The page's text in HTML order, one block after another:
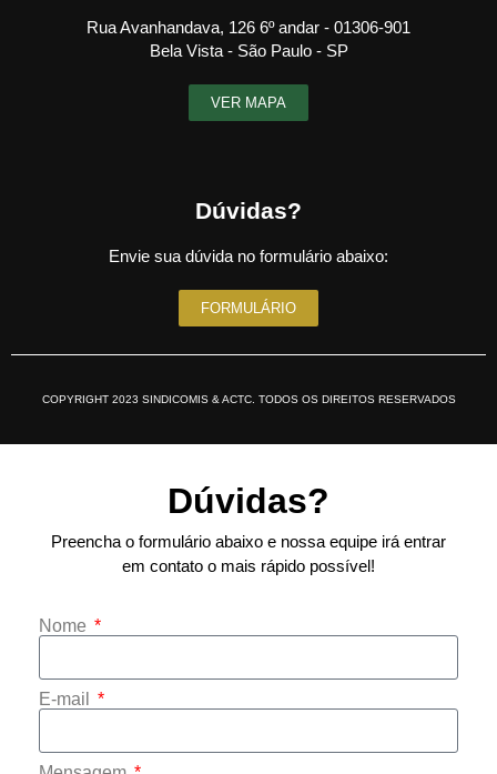
Rua Avanhandava, 126 6º andar - 01306-901
Bela Vista - São Paulo - SP
VER MAPA
Dúvidas?
Envie sua dúvida no formulário abaixo:
FORMULÁRIO
COPYRIGHT 2023 SINDICOMIS & ACTC. TODOS OS DIREITOS RESERVADOS
Dúvidas?
Preencha o formulário abaixo e nossa equipe irá entrar
em contato o mais rápido possível!
Nome
E-mail